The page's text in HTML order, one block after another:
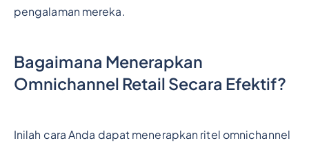
pengalaman mereka.
Bagaimana Menerapkan
Omnichannel Retail Secara Efektif?
Inilah cara Anda dapat menerapkan ritel omnichannel